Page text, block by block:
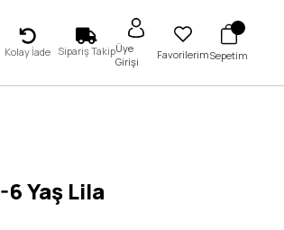
Kolay İade Sipariş TakipÜye
Girişi
FavorilerimSepetim
Yaş Lila